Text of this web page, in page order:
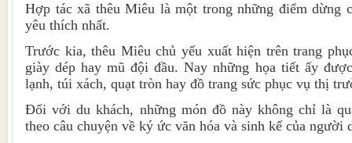
Hợp tác xã thêu Miêu là một trong những điểm dừng
yêu thích nhất.
Trước kia, thêu Miêu chủ yếu xuất hiện trên trang
giày dép hay mũ đội đầu. Nay những họa tiết ấy
lạnh, túi xách, quạt tròn hay đồ trang sức phục vụ thị
Đối với du khách, những món đồ này không chỉ là
theo câu chuyện về ký ức văn hóa và sinh kế của người